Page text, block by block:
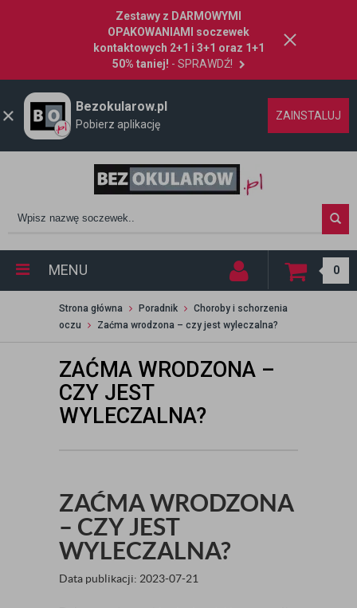
Zestawy z DARMOWYMI
OPAKOWANIAMI soczewek
kontaktowych 2+1 i 3+1 oraz 1+1
50% taniej! - SPRAWDŹ!
Bezokularow.pl
Pobierz aplikację
ZAINSTALUJ
MENU 0
Strona główna Poradnik
Choroby i schorzenia
oczu
Zaćma wrodzona – czy jest wyleczalna?
ZAĆMA WRODZONA –
CZY JEST
WYLECZALNA?
ZAĆMA WRODZONA
– CZY JEST
WYLECZALNA?
Data publikacji: 2023-07-21